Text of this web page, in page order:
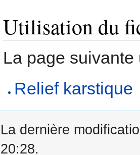
Utilisation du
La page
Relief karstique
La dernière
20:28.